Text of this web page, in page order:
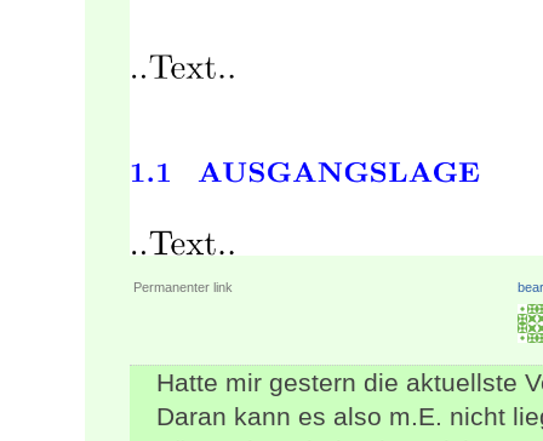
Permanenter link
Hatte mir gestern die aktuellste
Daran kann es also m.E. nicht